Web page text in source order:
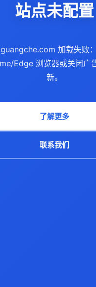
站点未配置
加载失败
Edge 浏览器或关闭广
新。
了解更多
联系我们